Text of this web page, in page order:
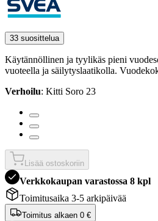
33 suosittelua
Käytännöllinen ja tyylikäs pieni
vuoteella ja säilytyslaatikolla.
Verhoilu: Kitti Soro 23
Lisää ostoskoriin
Verkkokaupan varastossa 8 kpl
Toimitusaika 3-5 arkipäivää
Toimitus alkaen 0 €